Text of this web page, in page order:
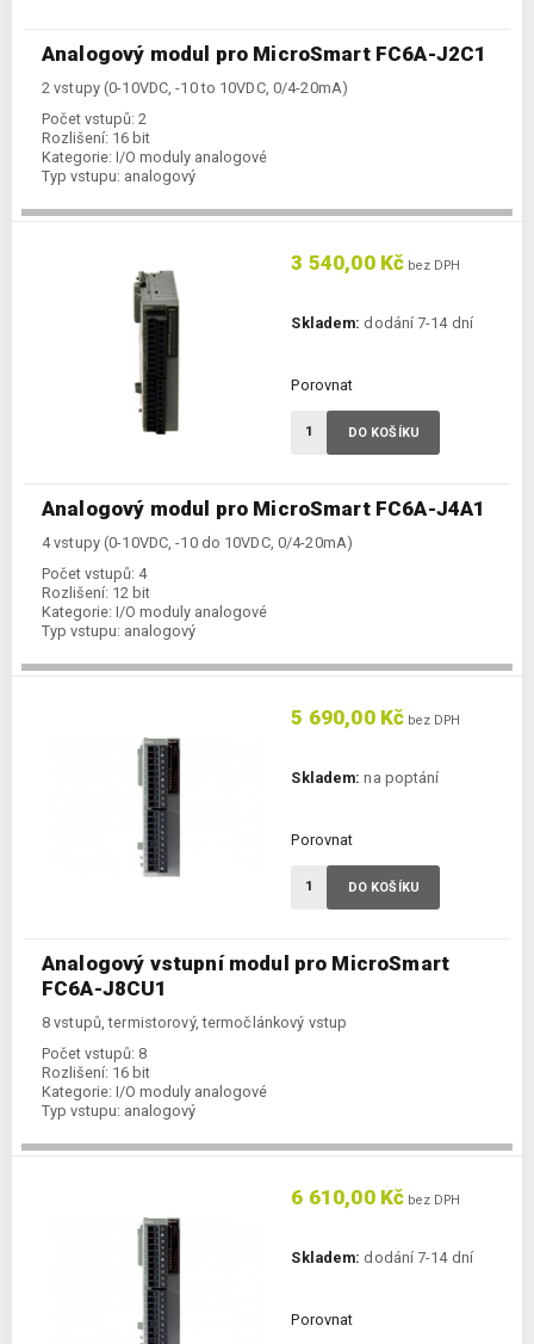
Analogový modul pro MicroSmart FC6A-J2C1
2 vstupy (0-10VDC, -10 to 10VDC, 0/4-20mA)
Počet vstupů: 2
Rozlišení: 16 bit
Kategorie: I/O moduly analogové
Typ vstupu: analogový
Analogový modul pro MicroSmart FC6A-J4A1
4 vstupy (0-10VDC, -10 do 10VDC, 0/4-20mA)
Počet vstupů: 4
Rozlišení: 12 bit
Kategorie: I/O moduly analogové
Typ vstupu: analogový
3 540,00 Kč bez DPH
Skladem: dodání 7-14 dní
Porovnat
DO KOŠÍKU
Analogový vstupní modul pro MicroSmart
FC6A-J8CU1
8 vstupů, termistorový, termočlánkový vstup
Počet vstupů: 8
Rozlišení: 16 bit
Kategorie: I/O moduly analogové
Typ vstupu: analogový
5 690,00 Kč bez DPH
Skladem: na poptání
Porovnat
DO KOŠÍKU
6 610,00 Kč bez DPH
Skladem: dodání 7-14 dní
Porovnat